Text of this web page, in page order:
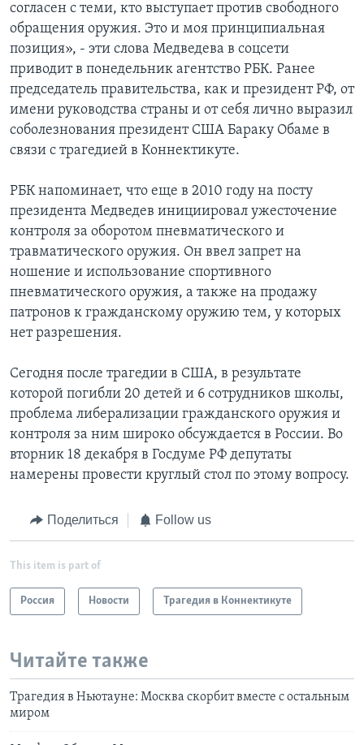
согласен с теми, кто выступает против свободного
обращения оружия. Это и моя принципиальная
позиция», - эти слова Медведева в соцсети
приводит в понедельник агентство РБК. Ранее
председатель правительства, как и президент РФ, от
имени руководства страны и от себя лично выразил
соболезнования президент США Бараку Обаме в
связи с трагедией в Коннектикуте.
РБК напоминает, что еще в 2010 году на посту
президента Медведев инициировал ужесточение
контроля за оборотом пневматического и
травматического оружия. Он ввел запрет на
ношение и использование спортивного
пневматического оружия, а также на продажу
патронов к гражданскому оружию тем, у которых
нет разрешения.
Сегодня после трагедии в США, в результате
которой погибли 20 детей и 6 сотрудников школы,
проблема либерализации гражданского оружия и
контроля за ним широко обсуждается в России. Во
вторник 18 декабря в Госдуме РФ депутаты
намерены провести круглый стол по этому вопросу.
Поделиться Follow us
This item is part of
Россия Новости Трагедия в Коннектикуте
Читайте также
Трагедия в Ньютауне: Москва скорбит вместе с остальным
миром